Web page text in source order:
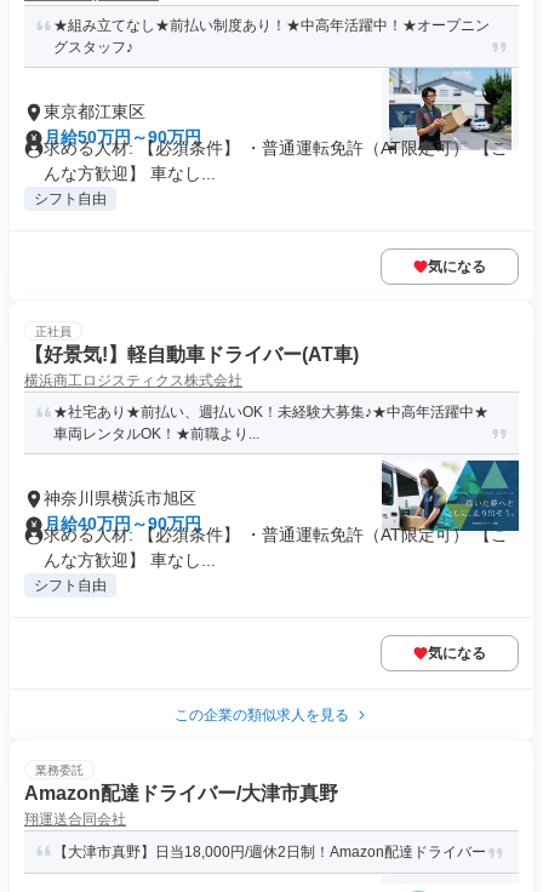
★組み立てなし★前払い制度あり！★中高年活躍中！★オープニン
グスタッフ♪
東京都江東区
月給50万円～90万円
求める人材: 【必須条件】 ・普通運転免許（AT限定可） 【こ
んな方歓迎】 車なし...
シフト自由
気になる
正社員
【好景気!】軽自動車ドライバー(AT車)
横浜商工ロジスティクス株式会社
★社宅あり★前払い、週払いOK！未経験大募集♪★中高年活躍中★
車両レンタルOK！★前職より...
神奈川県横浜市旭区
月給40万円～90万円
求める人材: 【必須条件】 ・普通運転免許（AT限定可） 【こ
んな方歓迎】 車なし...
シフト自由
気になる
この企業の類似求人を見る
業務委託
Amazon配達ドライバー/大津市真野
翔運送合同会社
【大津市真野】日当18,000円/週休2日制！Amazon配達ドライバー